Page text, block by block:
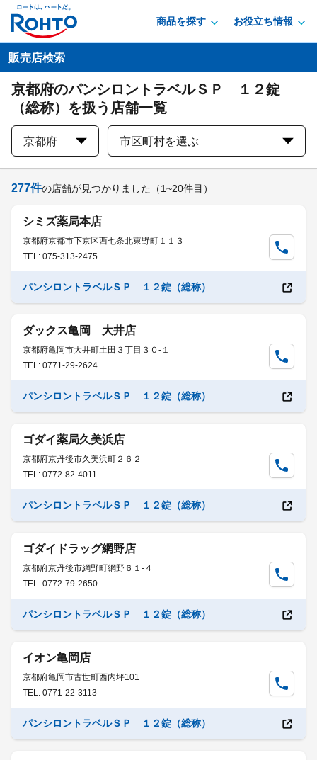
商品を探す お役立ち情報
販売店検索
京都府のパンシロントラベルＳＰ １２錠
（総称）を扱う店舗一覧
京都府 市区町村を選ぶ
277件の店舗が見つかりました （1~20件目）
シミズ薬局本店
京都府京都市下京区西七条北東野町１１３
TEL: 075-313-2475
パンシロントラベルＳＰ １２錠（総称）
ダックス亀岡 大井店
京都府亀岡市大井町土田３丁目３０-１
TEL: 0771-29-2624
パンシロントラベルＳＰ １２錠（総称）
ゴダイ薬局久美浜店
京都府京丹後市久美浜町２６２
TEL: 0772-82-4011
パンシロントラベルＳＰ １２錠（総称）
ゴダイドラッグ網野店
京都府京丹後市網野町網野６１-４
TEL: 0772-79-2650
パンシロントラベルＳＰ １２錠（総称）
イオン亀岡店
京都府亀岡市古世町西内坪101
TEL: 0771-22-3113
パンシロントラベルＳＰ １２錠（総称）